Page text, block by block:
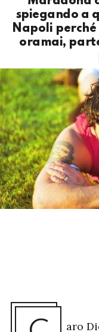
spiegando a
Napoli
oramai,
aro